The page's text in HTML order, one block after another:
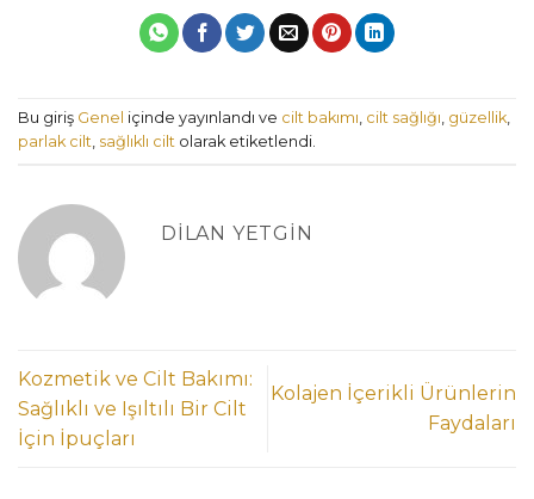
Bu giriş Genel içinde yayınlandı ve cilt bakımı, cilt sağlığı, güzellik,
parlak cilt, sağlıklı cilt olarak etiketlendi.
DILAN YETGIN
Kozmetik ve Cilt Bakımı:
Sağlıklı ve Işıltılı Bir Cilt
İçin İpuçları
Kolajen İçerikli Ürünlerin
Faydaları